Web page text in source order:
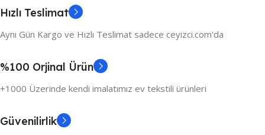
Hızlı Teslimat
Aynı Gün Kargo ve Hızlı Teslimat sadece ceyizci.com'da
%100 Orjinal Ürün
+1000 Üzerinde kendi imalatımız ev tekstili ürünleri
Güvenilirlik